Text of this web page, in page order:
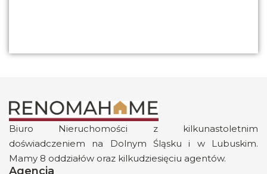
Biuro Nieruchomości z kilkunastoletnim
doświadczeniem na Dolnym Śląsku i w Lubuskim.
Mamy 8 oddziałów oraz kilkudziesięciu agentów.
Agencja